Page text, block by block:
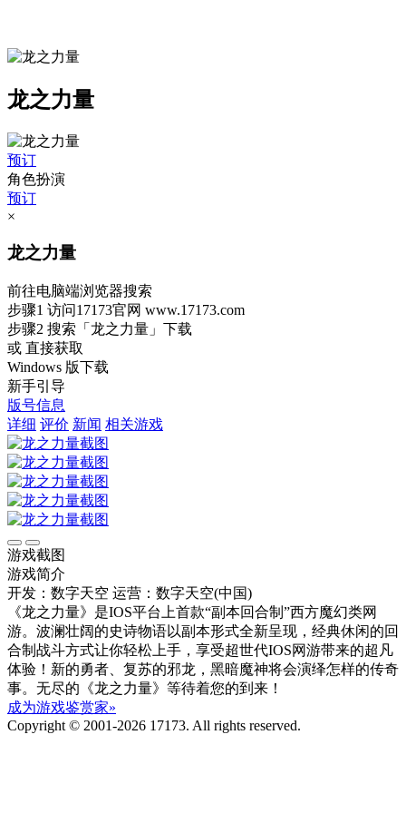
龙之力量
预订
角色扮演
预订
×
龙之力量
前往电脑端浏览器搜索
步骤1 访问17173官网 www.17173.com
步骤2 搜索 「龙之力量」 下载
或 直接获取
Windows 版下载
新手引导
版号信息
详细 评价 新闻 相关游戏
游戏截图
游戏简介
开发：数字天空 运营：数字天空(中国)
《龙之力量》是IOS平台上首款“副本回合制”西方魔幻类网
游。波澜壮阔的史诗物语以副本形式全新呈现，经典休闲的回
合制战斗方式让你轻松上手，享受超世代IOS网游带来的超凡
体验！新的勇者、复苏的邪龙，黑暗魔神将会演绎怎样的传奇
事。无尽的《龙之力量》等待着您的到来！
成为游戏鉴赏家»
Copyright © 2001-2026 17173. All rights reserved.